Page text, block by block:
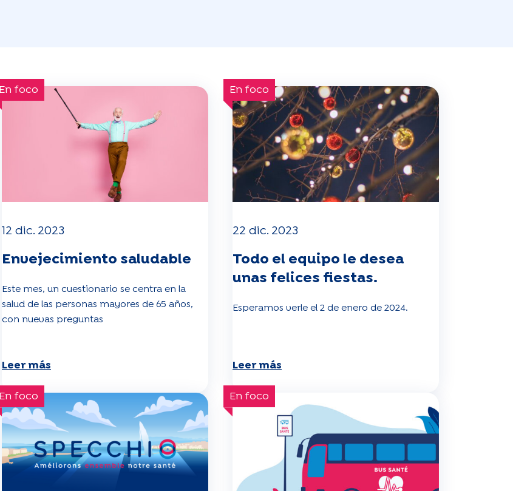
En foco
12 dic. 2023
Envejecimiento saludable
Este mes, un cuestionario se centra en la
salud de las personas mayores de 65 años,
con nuevas preguntas
Leer más
En foco
22 dic. 2023
Todo el equipo le desea
unas felices fiestas.
Esperamos verle el 2 de enero de 2024.
Leer más
En foco En foco